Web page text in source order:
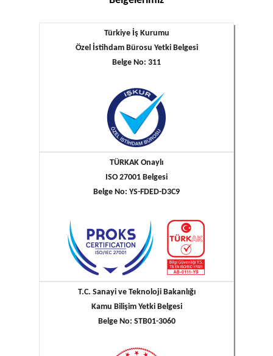
Türkiye İş Kurumu
Özel İstihdam Bürosu Yetki Belgesi
Belge No: 311
TÜRKAK Onaylı
ISO 27001 Belgesi
Belge No: YS-FDED-D3C9
T.C. Sanayi ve Teknoloji Bakanlığı
Kamu Bilişim Yetki Belgesi
Belge No: STB01-3060